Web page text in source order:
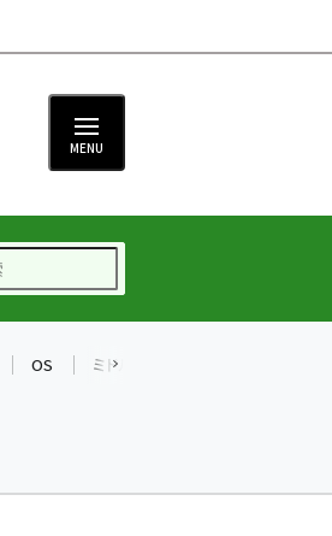
MENU
勝利の絆～
OS ミドルウェア